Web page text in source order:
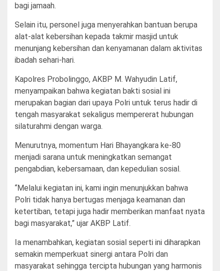
bagi jamaah.
Selain itu, personel juga menyerahkan bantuan berupa
alat-alat kebersihan kepada takmir masjid untuk
menunjang kebersihan dan kenyamanan dalam aktivitas
ibadah sehari-hari.
Kapolres Probolinggo, AKBP M. Wahyudin Latif,
menyampaikan bahwa kegiatan bakti sosial ini
merupakan bagian dari upaya Polri untuk terus hadir di
tengah masyarakat sekaligus mempererat hubungan
silaturahmi dengan warga.
Menurutnya, momentum Hari Bhayangkara ke-80
menjadi sarana untuk meningkatkan semangat
pengabdian, kebersamaan, dan kepedulian sosial.
“Melalui kegiatan ini, kami ingin menunjukkan bahwa
Polri tidak hanya bertugas menjaga keamanan dan
ketertiban, tetapi juga hadir memberikan manfaat nyata
bagi masyarakat,” ujar AKBP Latif.
Ia menambahkan, kegiatan sosial seperti ini diharapkan
semakin memperkuat sinergi antara Polri dan
masyarakat sehingga tercipta hubungan yang harmonis